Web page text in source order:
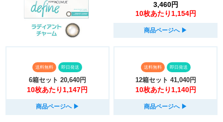
3,460円
10枚あたり1,154円
商品ページへ ▶︎
送料無料 即日発送
6箱セット 20,640円
10枚あたり1,147円
商品ページへ ▶︎
送料無料 即日発送
12箱セット 41,040円
10枚あたり1,140円
商品ページへ ▶︎